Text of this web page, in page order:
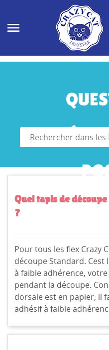
Quel tapis de
?
Pour tous les flex Crazy
découpe Standard.
à faible adhérence,
pendant la découpe.
dorsale est en papier, il
adhésif à faible